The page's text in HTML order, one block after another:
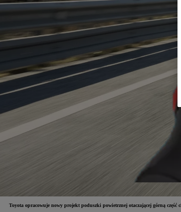
Toyota opracowuje nowy projekt poduszki powietrznej otaczającej górną